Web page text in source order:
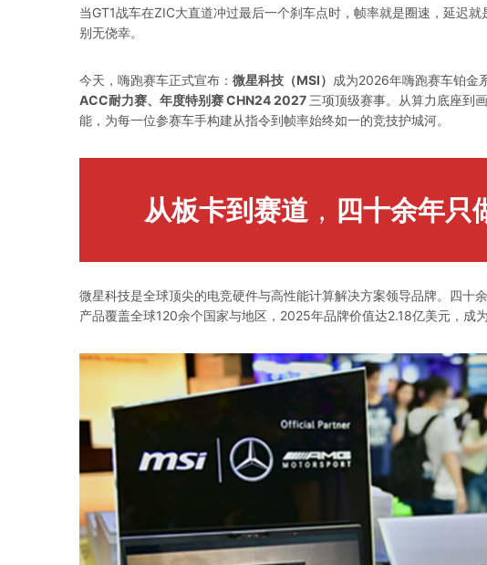
当GT1战车在ZIC大直道冲过最后一个刹车点时，帧率就是圈速，延迟
别无侥幸。
今天，嗨跑赛车正式宣布： 微星科技（MSI） 成为2026年嗨跑赛车铂金
ACC耐力赛、年度特别赛 CHN24 2027三项顶级赛事。从算力底座到
能，为每一位参赛车手构建从指令到帧率始终如一的竞技护城河。
从板卡到赛道 ， 四十余年只
微星科技是全球顶尖的电竞硬件与高性能计算解决方案领导品牌。四十
产品覆盖全球120余个国家与地区，2025年品牌价值达2.18亿美元，成